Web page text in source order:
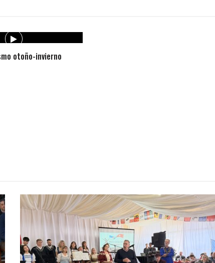
otoño-invierno